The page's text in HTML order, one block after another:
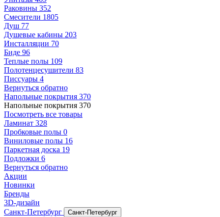
Раковины 352
Смесители 1805
Душ 77
Душевые кабины 203
Инсталляции 70
Биде 96
Теплые полы 109
Полотенцесушители 83
Писсуары 4
Вернуться обратно
Напольные покрытия 370
Напольные покрытия 370
Посмотреть все товары
Ламинат 328
Пробковые полы 0
Виниловые полы 16
Паркетная доска 19
Подложки 6
Вернуться обратно
Акции
Новинки
Бренды
3D-дизайн
Санкт-Петербург
Санкт-Петербург